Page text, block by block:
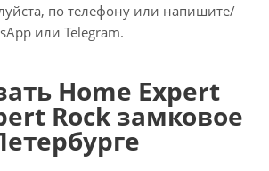
по телефону или напишите/
или Telegram.
Home Expert
Rock замковое